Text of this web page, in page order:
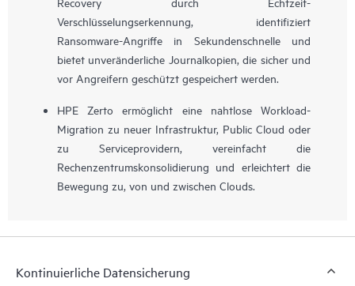
Verschlüsselungserkennung, identifiziert
Ransomware-Angriffe in Sekundenschnelle und
bietet unveränderliche Journalkopien, die sicher und
vor Angreifern geschützt gespeichert werden.
HPE Zerto ermöglicht eine nahtlose Workload-
Migration zu neuer Infrastruktur, Public Cloud oder
zu Serviceprovidern, vereinfacht die
Rechenzentrumskonsolidierung und erleichtert die
Bewegung zu, von und zwischen Clouds.
Kontinuierliche Datensicherung